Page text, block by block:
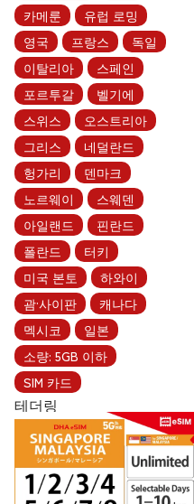
카메룬
유럽 로밍
영국
프랑스
독일
이탈리아
스페인
포르투갈
벨기에
스위스
오스트리아
그리스
네덜란드
헝가리
덴마크
노르웨이
스웨덴
아일랜드
핀란드
폴란드
터키
미국 본토
하와이
괌·사이판
캐나다
멕시코
일본
소량: 5GB 이하
SIM 카드
테더링